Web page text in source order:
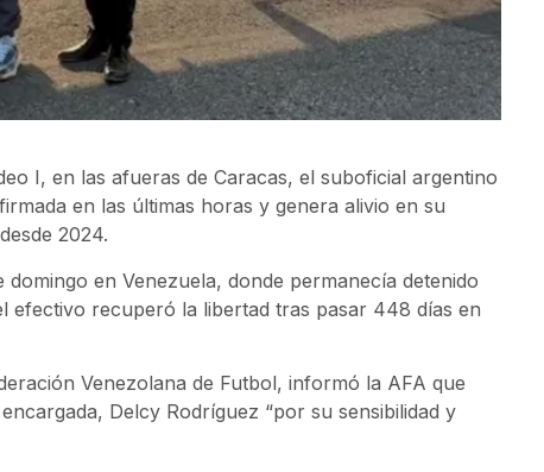
I, en las afueras de Caracas, el suboficial argentino
en las últimas horas y genera alivio en su
2024.
domingo en Venezuela, donde permanecía detenido
efectivo recuperó la libertad tras pasar 448 días en
Venezolana de Futbol, informó la AFA que
Delcy Rodríguez “por su sensibilidad y